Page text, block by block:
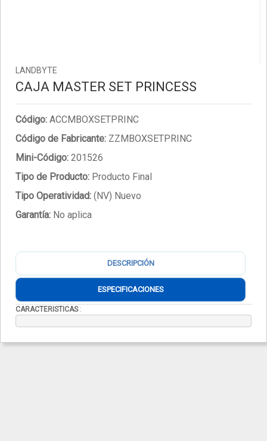
LANDBYTE
CAJA MASTER SET PRINCESS
Código: ACCMBOXSETPRINC
Código de Fabricante: ZZMBOXSETPRINC
Mini-Código: 201526
Tipo de Producto: Producto Final
Tipo Operatividad: (NV) Nuevo
Garantía: No aplica
DESCRIPCIÓN
ESPECIFICACIONES
CARACTERISTICAS: